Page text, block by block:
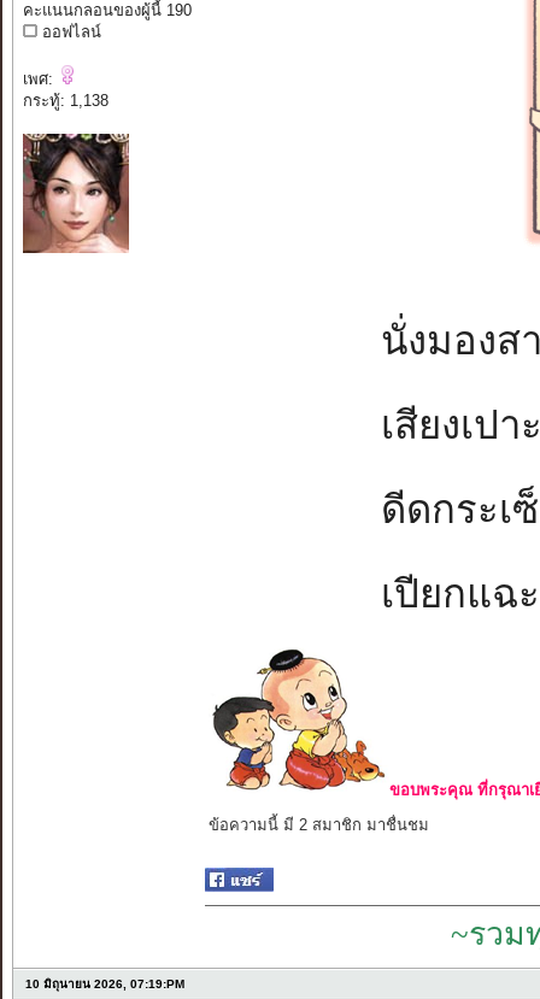
คะแนนกลอนของผู้นี้ 190
ออฟไลน์
เพศ:
กระทู้: 1,138
นั่งมองส
เสียงเป
ดีดกระเ
เปียกแฉ
ขอบพระคุณ ที่กรุณาเ
ข้อความนี้ มี 2 สมาชิก มาชื่นชม
~รวม
10 มิถุนายน 2026, 07:19:PM